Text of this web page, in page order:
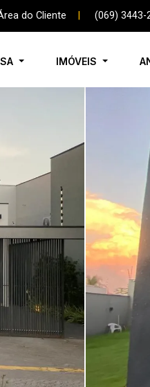
do Cliente (069) 3443-
IMÓVEIS